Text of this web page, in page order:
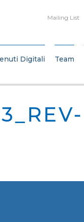
Mailing List
Digitali Team